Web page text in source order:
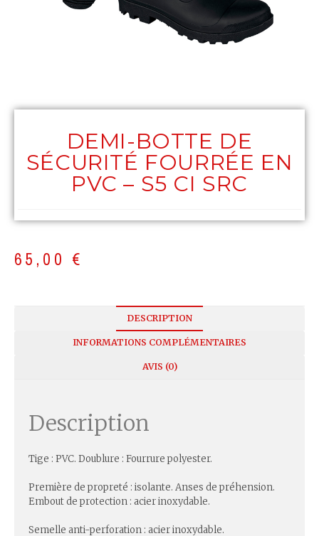
DEMI-BOTTE DE
SÉCURITÉ FOURRÉE EN
PVC – S5 CI SRC
65,00 €
DESCRIPTION
INFORMATIONS COMPLÉMENTAIRES
AVIS (0)
Description
Tige : PVC. Doublure : Fourrure polyester.
Première de propreté : isolante. Anses de préhension.
Embout de protection : acier inoxydable.
Semelle anti-perforation : acier inoxydable.